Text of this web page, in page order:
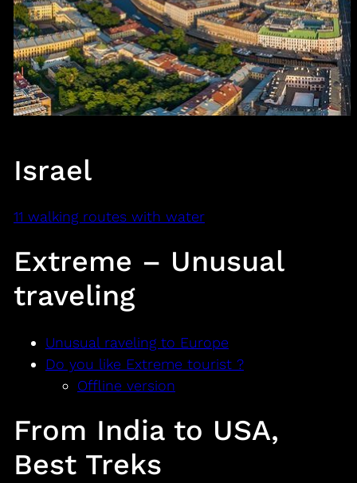
Israel
11 walking routes with water
Extreme – Unusual
traveling
Unusual raveling to Europe
Do you like Extreme tourist ?
Offline version
From India to USA,
Best Treks